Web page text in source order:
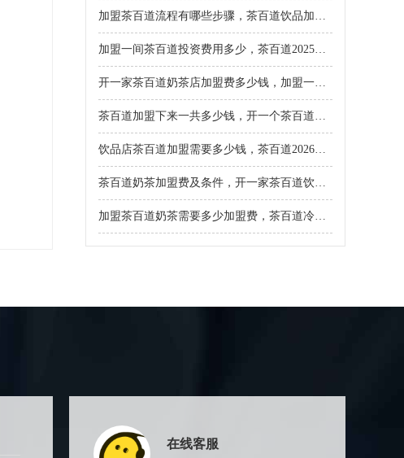
加盟茶百道流程有哪些步骤，茶百道饮品加盟费多少钱2026
加盟一间茶百道投资费用多少，茶百道2025年加盟费用明细
开一家茶百道奶茶店加盟费多少钱，加盟一家茶百道大概多少钱
茶百道加盟下来一共多少钱，开一个茶百道饮品店条件如何
饮品店茶百道加盟需要多少钱，茶百道2026年加盟费是多少
茶百道奶茶加盟费及条件，开一家茶百道饮品店需要投资多少
加盟茶百道奶茶需要多少加盟费，茶百道冷饮店加盟费大约多少钱
在线客服